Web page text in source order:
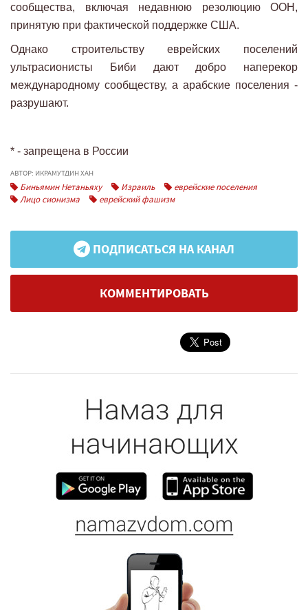
сообщества, включая недавнюю резолюцию ООН,
принятую при фактической поддержке США.
Однако строительству еврейских поселений
ультрасионисты Биби дают добро наперекор
международному сообществу, а арабские поселения -
разрушают.
* - запрещена в России
АВТОР: ИКРАМУТДИН ХАН
Биньямин Нетаньяху Израиль
еврейские поселения
Лицо сионизма
еврейский фашизм
ПОДПИСАТЬСЯ НА КАНАЛ
КОММЕНТИРОВАТЬ